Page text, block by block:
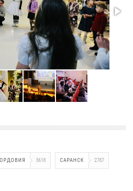
3618 САРАНСК 2787